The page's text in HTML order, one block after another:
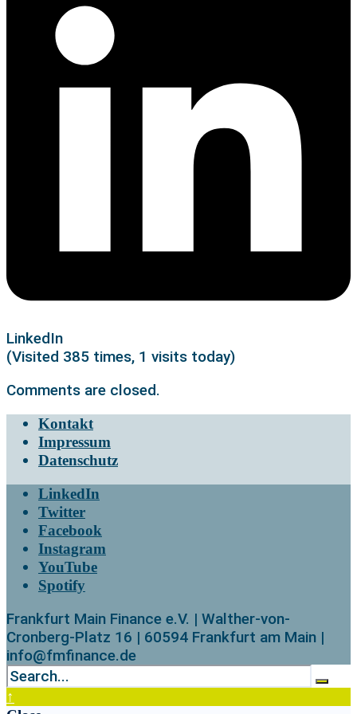
LinkedIn
(Visited 385 times, 1 visits today)
Comments are closed.
Kontakt
Impressum
Datenschutz
LinkedIn
Twitter
Facebook
Instagram
YouTube
Spotify
Frankfurt Main Finance e.V. | Walther-von-
Cronberg-Platz 16 | 60594 Frankfurt am Main |
info@fmfinance.de
↑